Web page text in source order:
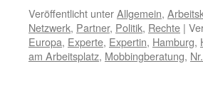
Veröffentlicht unterAllgemein,
Netzwerk, Partner, Politik, Rechte |
Europa, Experte, Expertin, Hamburg,
am Arbeitsplatz, Mobbingberatung,